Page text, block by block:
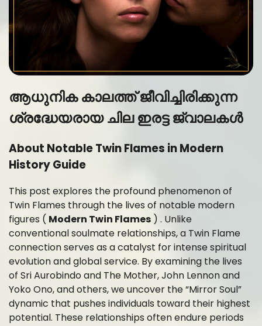
ആധുനിക കാലത്ത് ജീവിച്ചിരിക്കുന്ന
ശ്രദ്ധേയരായ ചില ഇരട്ട ജ്വാലകൾ
About Notable Twin Flames in Modern
History Guide
This post explores the profound phenomenon of
Twin Flames through the lives of notable modern
figures ( Modern Twin Flames ) . Unlike
conventional soulmate relationships, a Twin Flame
connection serves as a catalyst for intense spiritual
evolution and global service. By examining the lives
of Sri Aurobindo and The Mother, John Lennon and
Yoko Ono, and others, we uncover the “Mirror Soul”
dynamic that pushes individuals toward their highest
potential. These relationships often endure periods